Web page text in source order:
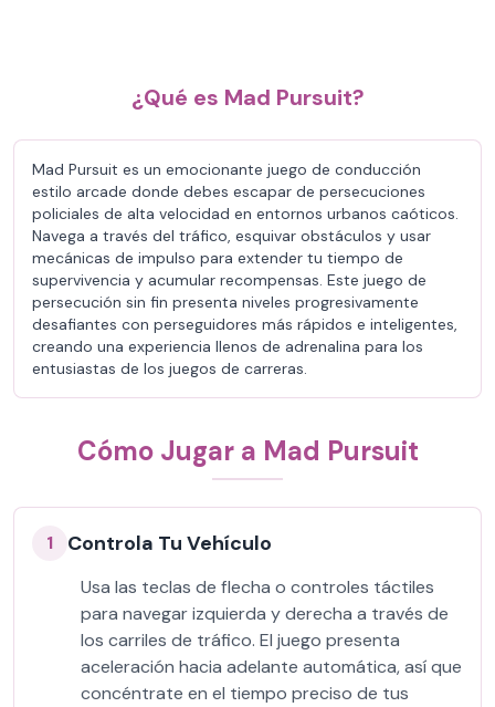
¿Qué es Mad Pursuit?
Mad Pursuit es un emocionante juego de conducción
estilo arcade donde debes escapar de persecuciones
policiales de alta velocidad en entornos urbanos caóticos.
Navega a través del tráfico, esquivar obstáculos y usar
mecánicas de impulso para extender tu tiempo de
supervivencia y acumular recompensas. Este juego de
persecución sin fin presenta niveles progresivamente
desafiantes con perseguidores más rápidos e inteligentes,
creando una experiencia llenos de adrenalina para los
entusiastas de los juegos de carreras.
Cómo Jugar a Mad Pursuit
1 Controla Tu Vehículo
Usa las teclas de flecha o controles táctiles
para navegar izquierda y derecha a través de
los carriles de tráfico. El juego presenta
aceleración hacia adelante automática, así que
concéntrate en el tiempo preciso de tus